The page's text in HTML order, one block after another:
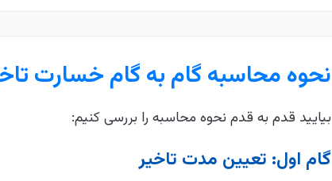
نحوه محاسبه گام به گام خسارت
بیایید قدم به قدم نحوه محاسبه را بررسی کنیم:
گام اول: تعیین مدت تاخیر